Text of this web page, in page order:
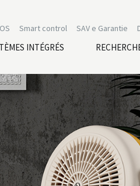
SAV e Garantie
Smart control
INTÉGRÉS